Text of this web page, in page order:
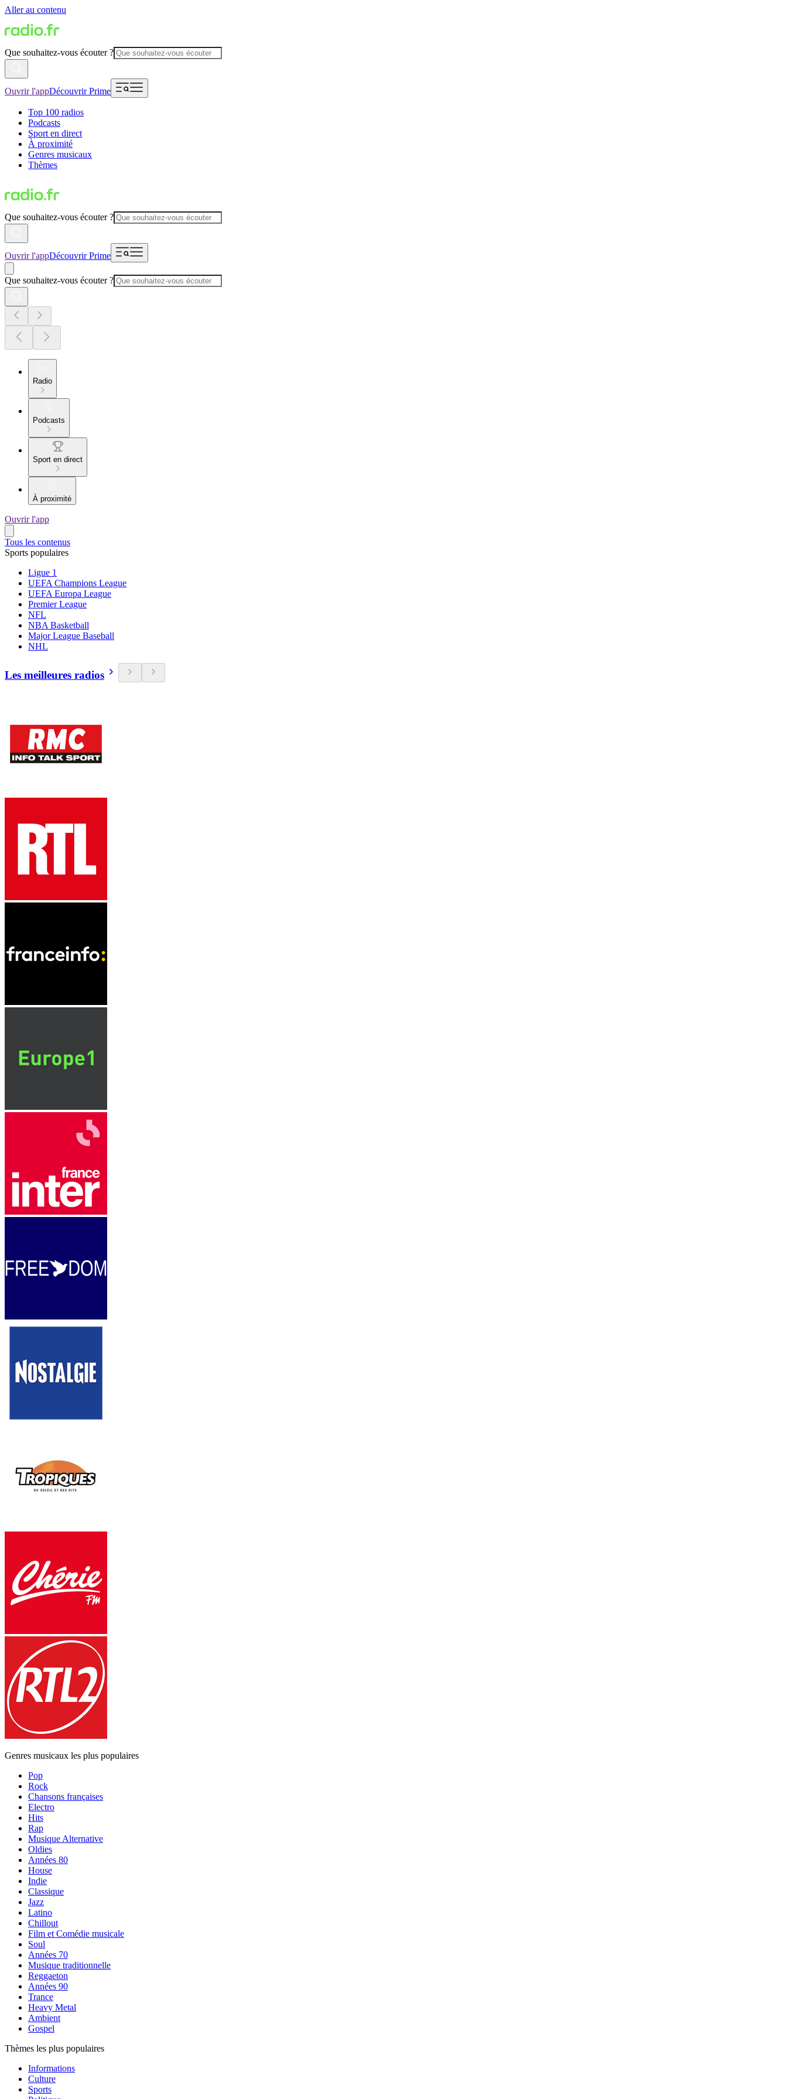
Aller au contenu
Que souhaitez-vous écouter ?
Ouvrir l'appDécouvrir Prime
Top 100 radios
Podcasts
Sport en direct
À proximité
Genres musicaux
Thèmes
Que souhaitez-vous écouter ?
Ouvrir l'appDécouvrir Prime
Que souhaitez-vous écouter ?
Radio
Podcasts
Sport en direct
À proximité
Ouvrir l'app
Tous les contenus
Sports populaires
Ligue 1
UEFA Champions League
UEFA Europa League
Premier League
NFL
NBA Basketball
Major League Baseball
NHL
Les meilleures radios
Genres musicaux les plus populaires
Pop
Rock
Chansons françaises
Electro
Hits
Rap
Musique Alternative
Oldies
Années 80
House
Indie
Classique
Jazz
Latino
Chillout
Film et Comédie musicale
Soul
Années 70
Musique traditionnelle
Reggaeton
Années 90
Trance
Heavy Metal
Ambient
Gospel
Thèmes les plus populaires
Informations
Culture
Sports